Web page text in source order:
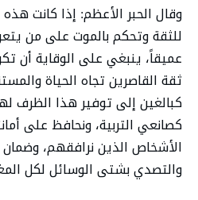
وقال الحبر الأعظم: إذا كانت
للثقة وتحكم بالموت على من
عميقاً، ينبغي على الوقاية أن
ثقة القاصرين تجاه الحياة
كبالغين إلى توفير هذا الظرف
كصانعي التربية، ونحافظ على
الأشخاص الذين نرافقهم،
والتصدي بشتى الوسائل لكل